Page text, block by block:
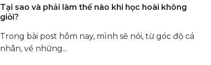
Tại sao và phải làm thế nào khi học hoài không
giỏi?
Trong bài post hôm nay, mình sẽ nói, từ góc độ cá
nhân, về những...